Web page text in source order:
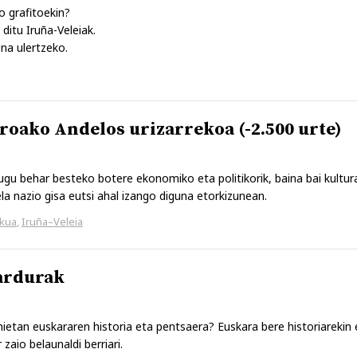
grafitoekin?
Iruña-Veleiak.
ulertzeko.
Andelos urizarrekoa (-2.500 urte)
behar besteko botere ekonomiko eta politikorik, baina bai
nazio gisa eutsi ahal izango diguna etorkizunean.
, Iruña–Veleia
euskararen historia eta pentsaera? Euskara bere historiarekin
belaunaldi berriari.